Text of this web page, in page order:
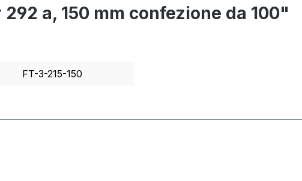
a, 150 mm confezione da 100"
FT-3-215-150